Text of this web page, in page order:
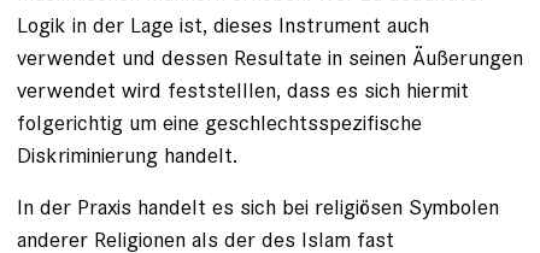
Logik in der Lage ist, dieses Instrument auch
verwendet und dessen Resultate in seinen Äußerungen
verwendet wird feststelllen, dass es sich hiermit
folgerichtig um eine geschlechtsspezifische
Diskriminierung handelt.
In der Praxis handelt es sich bei religiösen Symbolen
anderer Religionen als der des Islam fast